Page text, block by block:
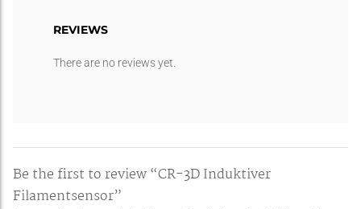
REVIEWS
There are no reviews yet.
Be the first to review “CR-3D Induktiver
Filamentsensor”